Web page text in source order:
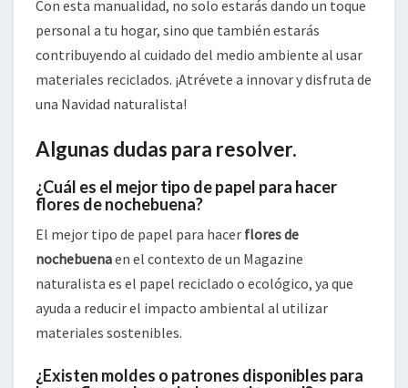
Con esta manualidad, no solo estarás dando un toque
personal a tu hogar, sino que también estarás
contribuyendo al cuidado del medio ambiente al usar
materiales reciclados. ¡Atrévete a innovar y disfruta de
una Navidad naturalista!
Algunas dudas para resolver.
¿Cuál es el mejor tipo de papel para hacer
flores de nochebuena?
El mejor tipo de papel para hacer flores de
nochebuenaen el contexto de un Magazine
naturalista es el papel reciclado o ecológico, ya que
ayuda a reducir el impacto ambiental al utilizar
materiales sostenibles.
¿Existen moldes o patrones disponibles para